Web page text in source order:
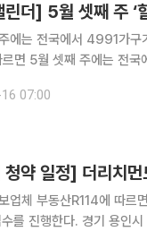
린더] 5월 셋째 주 ‘
국에서 4991가구가 분양에 나선다. ◇청약 단
르면 5월 셋째 주에는 전
구월아트파크’, 충북 청주
07:00
청약 일정] 더리치
업체 부동산R114에 따르
를 진행한다. 경기 용인시